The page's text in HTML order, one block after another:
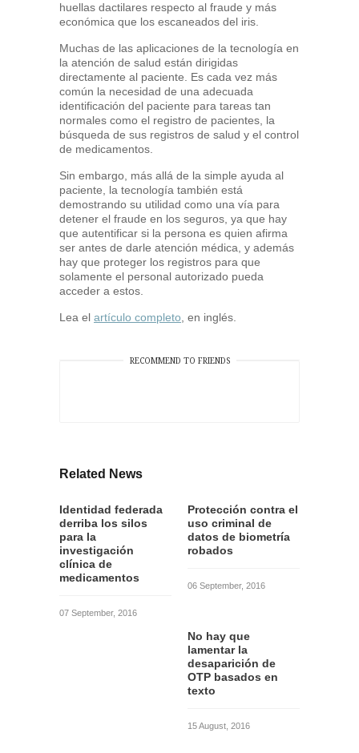
huellas dactilares respecto al fraude y más
económica que los escaneados del iris.
Muchas de las aplicaciones de la tecnología en
la atención de salud están dirigidas
directamente al paciente. Es cada vez más
común la necesidad de una adecuada
identificación del paciente para tareas tan
normales como el registro de pacientes, la
búsqueda de sus registros de salud y el control
de medicamentos.
Sin embargo, más allá de la simple ayuda al
paciente, la tecnología también está
demostrando su utilidad como una vía para
detener el fraude en los seguros, ya que hay
que autentificar si la persona es quien afirma
ser antes de darle atención médica, y además
hay que proteger los registros para que
solamente el personal autorizado pueda
acceder a estos.
Lea el artículo completo , en inglés.
RECOMMEND TO FRIENDS
Related News
Identidad federada
derriba los silos
para la
investigación
clínica de
medicamentos
07 September, 2016
Protección contra el
uso criminal de
datos de biometría
robados
06 September, 2016
No hay que
lamentar la
desaparición de
OTP basados en
texto
15 August, 2016